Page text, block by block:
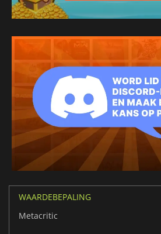
WAARDEBEPALING
Metacritic